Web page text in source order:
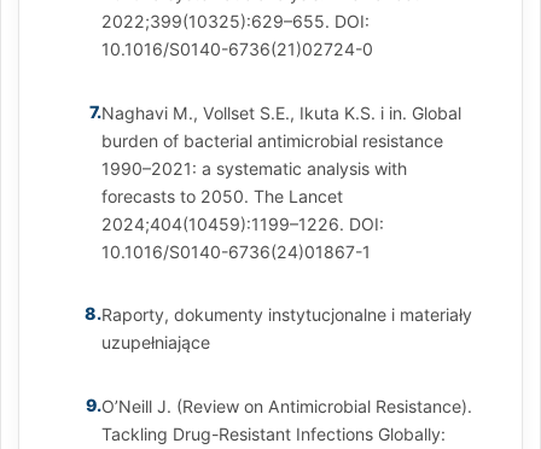
2022;399(10325):629–655. DOI:
10.1016/S0140-6736(21)02724-0
7.Naghavi M., Vollset S.E., Ikuta K.S. i in. Global
burden of bacterial antimicrobial resistance
1990–2021: a systematic analysis with
forecasts to 2050. The Lancet
2024;404(10459):1199–1226. DOI:
10.1016/S0140-6736(24)01867-1
8.Raporty, dokumenty instytucjonalne i materiały
uzupełniające
9.O’Neill J. (Review on Antimicrobial Resistance).
Tackling Drug-Resistant Infections Globally: